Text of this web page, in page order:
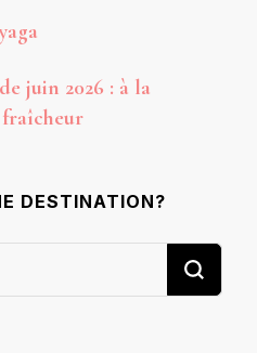
juin 2026 : à la
DESTINATION?